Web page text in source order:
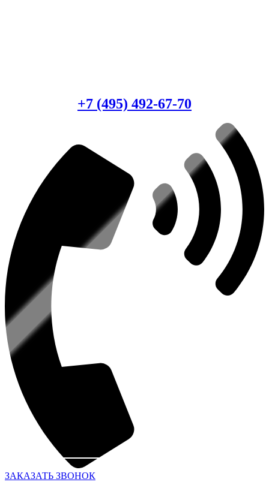
+7 (495) 492-67-70
ЗАКАЗАТЬ ЗВОНОК